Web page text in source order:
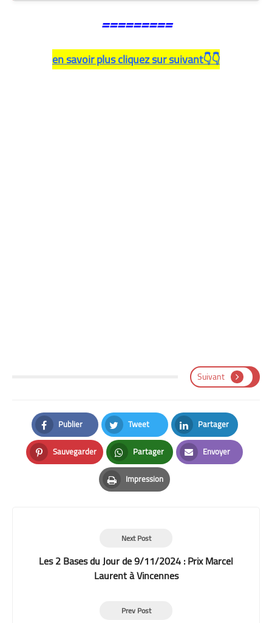
=========
en savoir plus cliquez sur suivant👇👇
Suivant
Publier
Facebook
Tweet
Twitter
Partager
LinkedIn
Sauvegarder
Pinterest
Partager
Whatsapp
Envoyer
Email
Impression
Print
Next Post
Les 2 Bases du Jour de 9/11/2024 : Prix Marcel
Laurent à Vincennes
Prev Post